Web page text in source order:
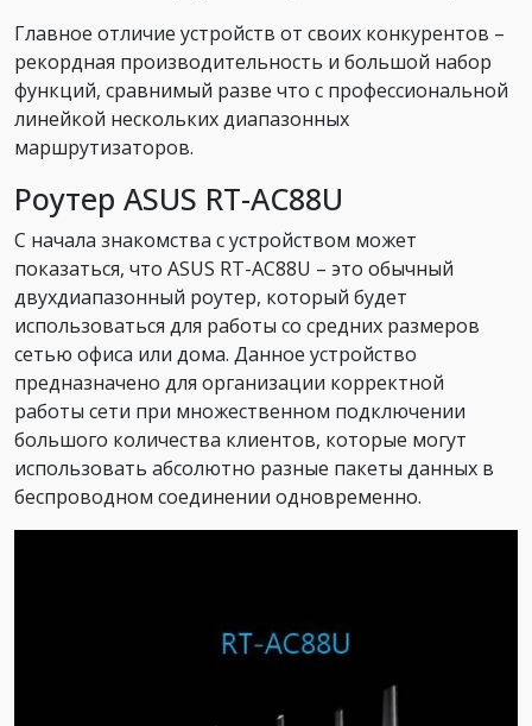
Главное отличие устройств от своих конкурентов –
рекордная производительность и большой набор
функций, сравнимый разве что с профессиональной
линейкой нескольких диапазонных
маршрутизаторов.
Роутер ASUS RT-AC88U
С начала знакомства с устройством может
показаться, что ASUS RT-AC88U – это обычный
двухдиапазонный роутер, который будет
использоваться для работы со средних размеров
сетью офиса или дома. Данное устройство
предназначено для организации корректной
работы сети при множественном подключении
большого количества клиентов, которые могут
использовать абсолютно разные пакеты данных в
беспроводном соединении одновременно.